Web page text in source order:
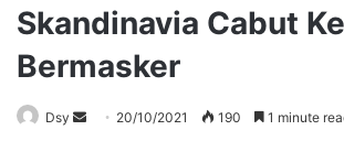
Skandinavia Cabut
Bermasker
Dsy
Send 20/10/2021 190 1 minute